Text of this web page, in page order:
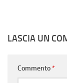
LASCIA UN
Commento*